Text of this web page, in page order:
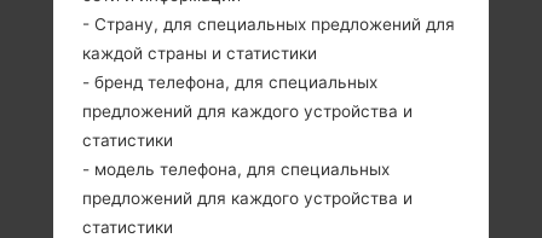
Unknown
2010
- Страну, для специальных предложений для
каждой страны и статистики
- бренд телефона, для специальных
предложений для каждого устройства и
статистики
- модель телефона, для специальных
предложений для каждого устройства и
статистики